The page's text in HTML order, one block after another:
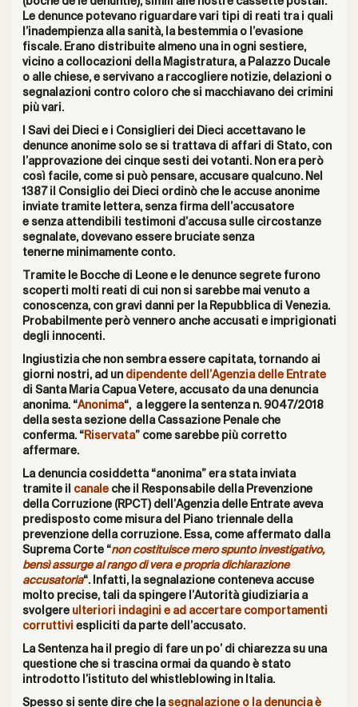
Le denunce potevano riguardare vari tipi di reati tra i quali
l’inadempienza alla sanità, la bestemmia o l’evasione
fiscale. Erano distribuite almeno una in ogni sestiere,
vicino a collocazioni della Magistratura, a Palazzo Ducale
o alle chiese, e servivano a raccogliere notizie, delazioni o
segnalazioni contro coloro che si macchiavano dei crimini
più vari.
I Savi dei Dieci e i Consiglieri dei Dieci accettavano le
denunce anonime solo se si trattava di affari di Stato, con
l’approvazione dei cinque sesti dei votanti. Non era però
così facile, come si può pensare, accusare qualcuno. Nel
1387 il Consiglio dei Dieci ordinò che le accuse anonime
inviate tramite lettera, senza firma dell’accusatore
e senza attendibili testimoni d’accusa sulle circostanze
segnalate, dovevano essere bruciate senza
tenerne minimamente conto.
Tramite le Bocche di Leone e le denunce segrete furono
scoperti molti reati di cui non si sarebbe mai venuto a
conoscenza, con gravi danni per la Repubblica di Venezia.
Probabilmente però vennero anche accusati e imprigionati
degli innocenti.
Ingiustizia che non sembra essere capitata, tornando ai
giorni nostri, ad un dipendente dell’Agenzia delle Entrate
di Santa Maria Capua Vetere, accusato da una denuncia
anonima. “Anonima“, a leggere la sentenza n. 9047/2018
della sesta sezione della Cassazione Penale che
conferma. “Riservata” come sarebbe più corretto
affermare.
La denuncia cosiddetta “anonima” era stata inviata
tramite il
canaleche il Responsabile della Prevenzione
della Corruzione (RPCT) dell’Agenzia delle Entrateaveva
predisposto come misura del Piano triennale della
prevenzione della corruzione. Essa, come affermato dalla
Suprema Corte “non costituisce mero spunto investigativo,
bensì assurge al rango di vera e propria dichiarazione
accusatoria“. Infatti, la segnalazione conteneva accuse
molto precise, tali da spingere l’Autorità giudiziaria a
svolgere ulteriori indagini e ad accertare comportamenti
corruttivi espliciti da parte dell’accusato.
La Sentenza ha il pregio di fare un po’ di chiarezza su una
questione che si trascina ormai da quando è stato
introdotto l’istituto del whistleblowing in Italia.
Spesso si sente dire che la segnalazione o la denuncia è